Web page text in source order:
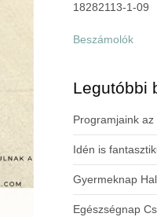
18282113-1-09
Beszámolók
Legutóbbi
Programjaink
Idén is
Gyermeknap
Egészségnap